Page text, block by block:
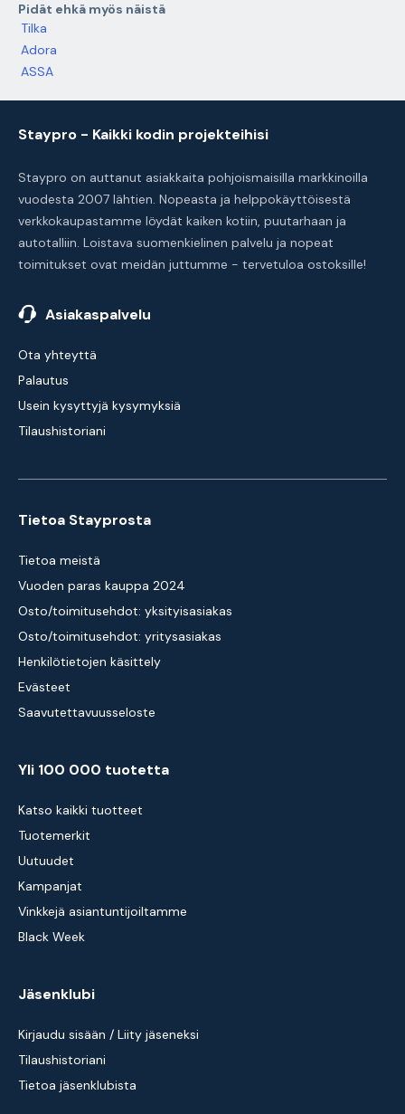
Pidät ehkä myös näistä
Tilka
Adora
ASSA
Staypro - Kaikki kodin projekteihisi
Staypro on auttanut asiakkaita pohjoismaisilla markkinoilla
vuodesta 2007 lähtien. Nopeasta ja helppokäyttöisestä
verkkokaupastamme löydät kaiken kotiin, puutarhaan ja
autotalliin. Loistava suomenkielinen palvelu ja nopeat
toimitukset ovat meidän juttumme - tervetuloa ostoksille!
Asiakaspalvelu
Ota yhteyttä
Palautus
Usein kysyttyjä kysymyksiä
Tilaushistoriani
Tietoa Stayprosta
Tietoa meistä
Vuoden paras kauppa 2024
Osto/toimitusehdot: yksityisasiakas
Osto/toimitusehdot: yritysasiakas
Henkilötietojen käsittely
Evästeet
Saavutettavuusseloste
Yli 100 000 tuotetta
Katso kaikki tuotteet
Tuotemerkit
Uutuudet
Kampanjat
Vinkkejä asiantuntijoiltamme
Black Week
Jäsenklubi
Kirjaudu sisään / Liity jäseneksi
Tilaushistoriani
Tietoa jäsenklubista